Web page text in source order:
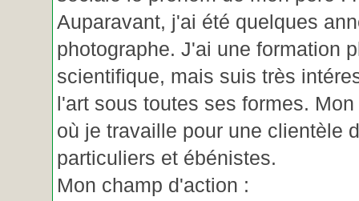
Auparavant, j'ai été quelques
photographe. J'ai une formation
scientifique, mais suis très
l'art sous toutes ses formes.
où je travaille pour une clientèle
particuliers et ébénistes.
Mon champ d'action :